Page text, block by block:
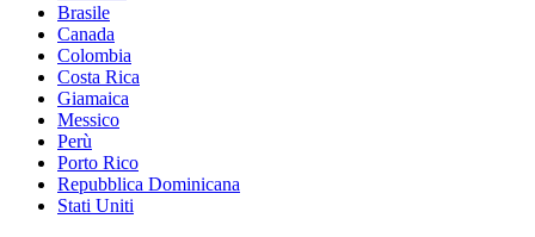
Brasile
Canada
Colombia
Costa Rica
Giamaica
Messico
Perù
Porto Rico
Repubblica Dominicana
Stati Uniti